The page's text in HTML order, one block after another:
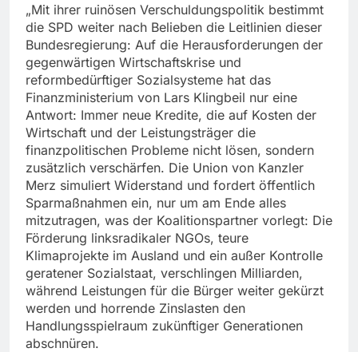
„Mit ihrer ruinösen Verschuldungspolitik bestimmt
die SPD weiter nach Belieben die Leitlinien dieser
Bundesregierung: Auf die Herausforderungen der
gegenwärtigen Wirtschaftskrise und
reformbedürftiger Sozialsysteme hat das
Finanzministerium von Lars Klingbeil nur eine
Antwort: Immer neue Kredite, die auf Kosten der
Wirtschaft und der Leistungsträger die
finanzpolitischen Probleme nicht lösen, sondern
zusätzlich verschärfen. Die Union von Kanzler
Merz simuliert Widerstand und fordert öffentlich
Sparmaßnahmen ein, nur um am Ende alles
mitzutragen, was der Koalitionspartner vorlegt: Die
Förderung linksradikaler NGOs, teure
Klimaprojekte im Ausland und ein außer Kontrolle
geratener Sozialstaat, verschlingen Milliarden,
während Leistungen für die Bürger weiter gekürzt
werden und horrende Zinslasten den
Handlungsspielraum zukünftiger Generationen
abschnüren.